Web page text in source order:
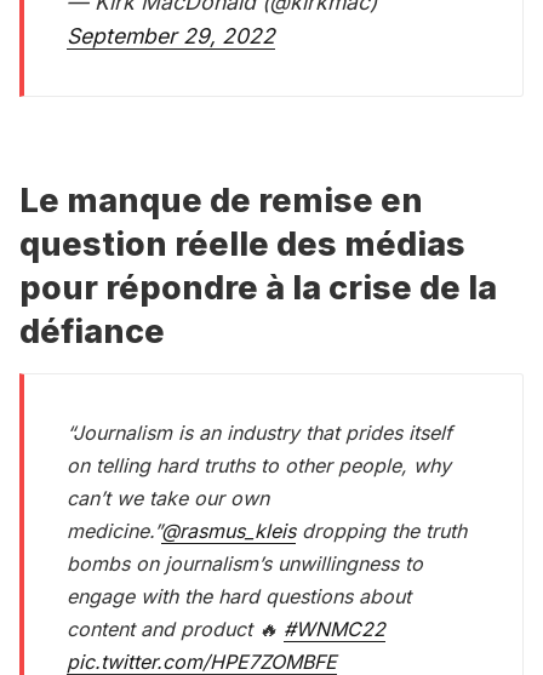
September 29, 2022
Le manque de remise en
question réelle des médias
pour répondre à la crise de la
défiance
“Journalism is an industry that prides itself
on telling hard truths to other people, why
can’t we take our own
medicine.”@rasmus_kleisdropping the truth
bombs on journalism’s unwillingness to
engage with the hard questions about
content and product 🔥 #WNMC22
pic.twitter.com/HPE7ZOMBFE